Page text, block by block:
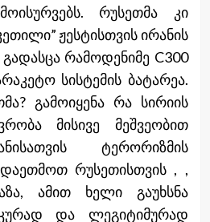
რუსეთმა კი
ჟესტისთვის ირანის
რამოდენიმე C300
სისტემის ბატარეა.
გამოიყენა რა სირიის
მისივე მეშვეობით
ტერორიზმის
რუსეთისთვის , ,
ამით ხელი გაუხსნა
და ლეგიტიმურად